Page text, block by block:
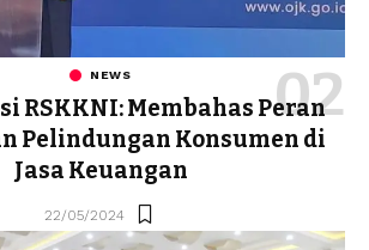
NEWS
RSKKNI: Membahas Peran
Pelindungan Konsumen di
Jasa Keuangan
22/05/2024